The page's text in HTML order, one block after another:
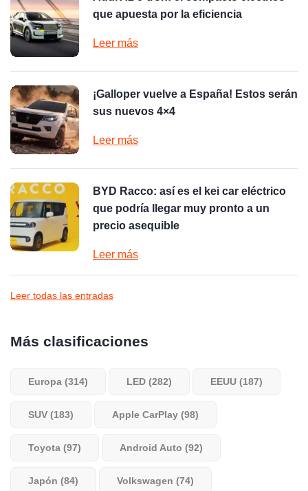
que apuesta por la eficiencia
Leer más
¡Galloper vuelve a España! Estos serán
sus nuevos 4×4
Leer más
BYD Racco: así es el kei car eléctrico
que podría llegar muy pronto a un
precio asequible
Leer más
Leer todas las entradas
Más clasificaciones
Europa (314) LED (282) EEUU (187)
SUV (183) Apple CarPlay (98)
Toyota (97) Android Auto (92)
Japón (84) Volkswagen (74)